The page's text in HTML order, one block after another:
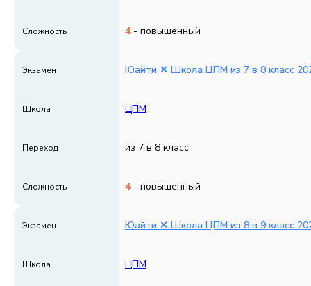
Сложность 4 - повышенный
Экзамен Юайти ✕ Школа ЦПМ из 7 в 8 класс
Школа ЦПМ
Переход из 7 в 8 класс
Сложность 4 - повышенный
Экзамен Юайти ✕ Школа ЦПМ из 8 в 9 класс
Школа ЦПМ